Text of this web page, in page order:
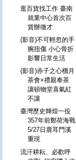
逛百貨找工作 臺南
就業中心首次百
貨辦徵才
(影音)不可輕忽的手
腕扭傷 小心骨折
影響日常生活
(影音)赤子之心榴月
茶會×禮親奉茶
讓頓物堂喜氣紅
不讓
臺灣歷史輝煌一役
357年前鄭荷海戰
5/27日鹿耳門溪
重現
流汗耕耘、必歡呼